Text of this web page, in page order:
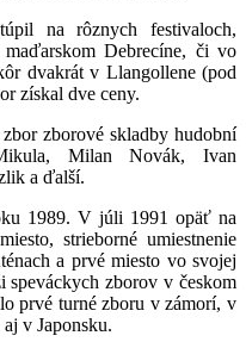
na rôznych festivaloch,
Debrecíne, či vo
dvakrát v Llangollene (pod
získal dve ceny.
zborové skladby hudobní
Milan Novák, Ivan
a ďalší.
1989. V júli 1991 opäť na
strieborné umiestnenie
a prvé miesto vo svojej
speváckych zborov v českom
prvé turné zboru v zámorí, v
v Japonsku.